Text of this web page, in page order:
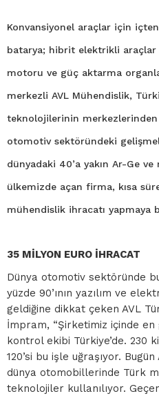
Konvansiyonel araçlar için
batarya; hibrit elektrikli
motoru ve güç aktarma
merkezli AVL Mühendislik,
teknolojilerinin
otomotiv sektöründeki
dünyadaki 40’a yakın Ar-Ge
ülkemizde açan firma, kısa
mühendislik ihracatı yapmaya
35 MİLYON EURO İHRACAT
Dünya otomotiv sektöründe
yüzde 90’ının yazılım ve
geldiğine dikkat çeken AVL
İmpram, “Şirketimiz içinde
kontrol ekibi Türkiye’de. 230
120’si bu işle uğraşıyor.
dünya otomobillerinde Türk
teknolojiler kullanılıyor.